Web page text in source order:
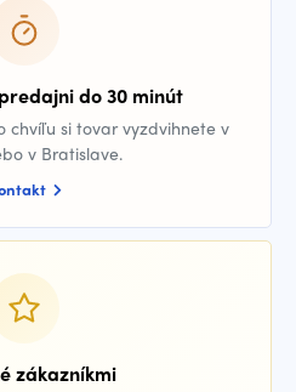
do 30 minút
chvíľu si tovar vyzdvihnete v
v Bratislave.
zákazníkmi